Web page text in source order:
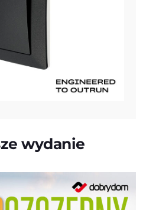
wydanie